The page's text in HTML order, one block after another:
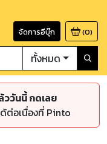
จัดการอีบุ๊ก (0)
ทั้งหมด
ววันนี้ กดเลย
ต่อเนื่องที่ Pinto